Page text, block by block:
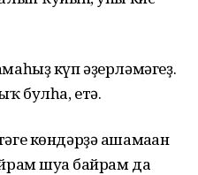
күп әҙерләмәгеҙ.
булһа, етә.
көндәрҙә ашамаған
шуға байрам да